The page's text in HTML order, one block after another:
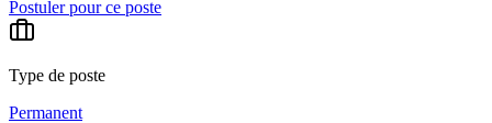
Postuler pour ce poste
Type de poste
Permanent